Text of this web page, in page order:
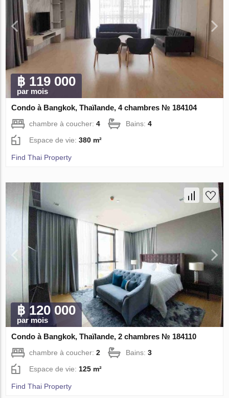
฿ 119 000
par mois
Condo à Bangkok, Thaïlande, 4 chambres № 184104
chambre à coucher:4 Bains:4
Espace de vie:380 m²
Find Thai Property
฿ 120 000
par mois
Condo à Bangkok, Thaïlande, 2 chambres № 184110
chambre à coucher:2 Bains:3
Espace de vie:125 m²
Find Thai Property